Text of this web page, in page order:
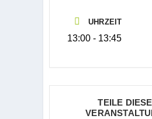
UHRZEIT
13:00 - 13:45
TEILE DIESE